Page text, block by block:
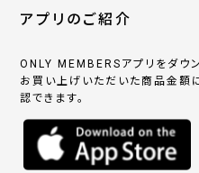
アプリのご紹介
ONLY MEMBERSアプリをダウン
お買い上げいただいた商品金額
認できます。